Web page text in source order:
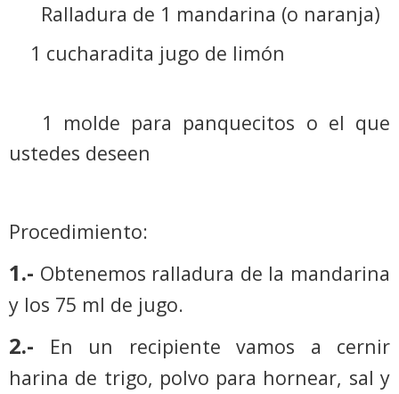
Ralladura de 1 mandarina (o naranja)
1 cucharadita jugo de limón
1 molde para panquecitos o el que
ustedes deseen
Procedimiento:
1.- Obtenemos ralladura de la mandarina
y los 75 ml de jugo.
2.-
En un recipiente vamos a cernir
harina de trigo, polvo para hornear, sal y